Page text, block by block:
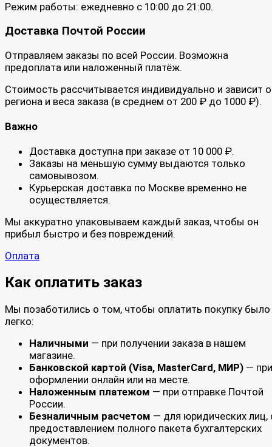
Режим работы: ежедневно с 10:00 до 21:00.
Доставка Почтой России
Отправляем заказы по всей России. Возможна
предоплата или наложенный платёж.
Стоимость рассчитывается индивидуально и зависит
региона и веса заказа (в среднем от 200 ₽ до 1000 ₽).
Важно
Доставка доступна при заказе от 10 000 ₽.
Заказы на меньшую сумму выдаются только
самовывозом.
Курьерская доставка по Москве временно не
осуществляется.
Мы аккуратно упаковываем каждый заказ, чтобы он
прибыл быстро и без повреждений.
Оплата
Как оплатить заказ
Мы позаботились о том, чтобы оплатить покупку было
легко:
Наличными — при получении заказа в нашем
магазине.
Банковской картой (Visa, MasterCard, МИР) — при
оформлении онлайн или на месте.
Наложенным платежом — при отправке Почтой
России.
Безналичным расчетом — для юридических лиц,
предоставлением полного пакета бухгалтерских
документов.